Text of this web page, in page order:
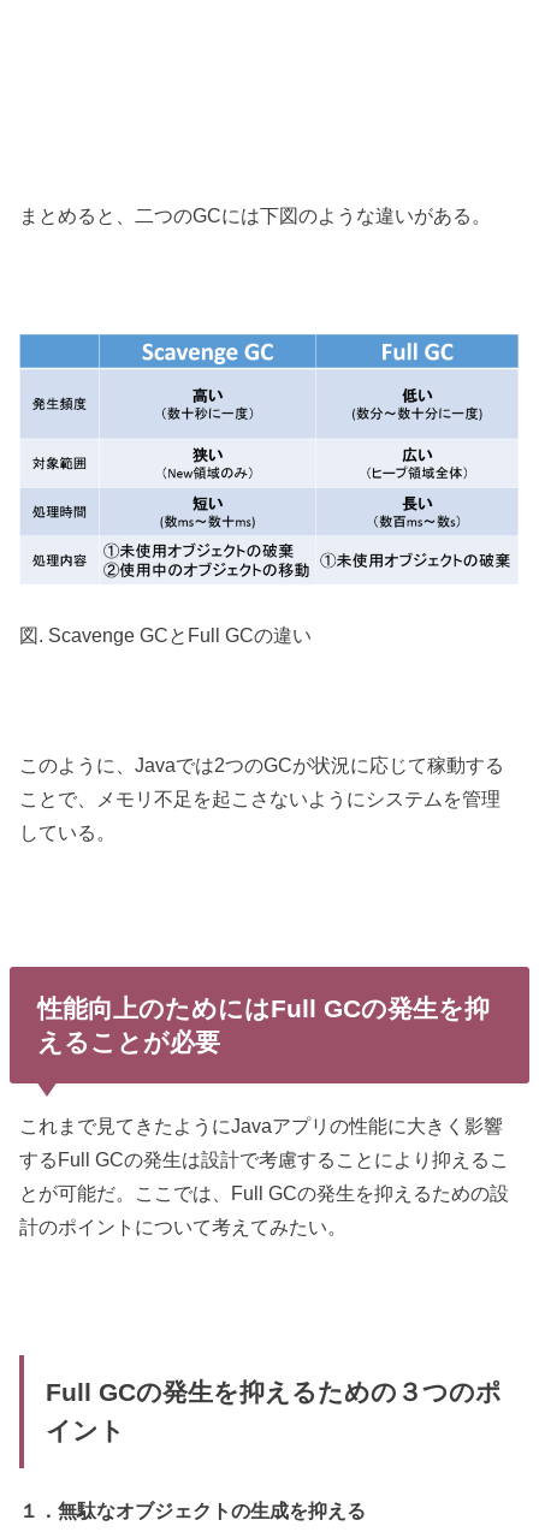
まとめると、二つのGCには下図のような違いがある。
図. Scavenge GCとFull GCの違い
このように、Javaでは2つのGCが状況に応じて稼動する
ことで、メモリ不足を起こさないようにシステムを管理
している。
性能向上のためにはFull GCの発生を抑
えることが必要
これまで見てきたようにJavaアプリの性能に大きく影響
するFull GCの発生は設計で考慮することにより抑えるこ
とが可能だ。ここでは、Full GCの発生を抑えるための設
計のポイントについて考えてみたい。
Full GCの発生を抑えるための３つのポ
イント
１．無駄なオブジェクトの生成を抑える